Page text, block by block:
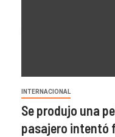
INTERNACIONAL
Se produjo una
pasajero intentó